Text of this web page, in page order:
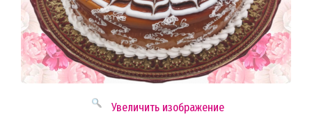
Увеличить изображение